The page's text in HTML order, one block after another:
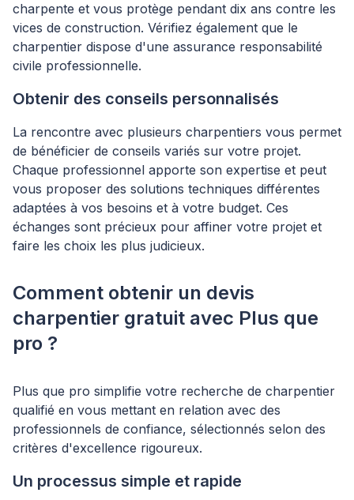
charpente et vous protège pendant dix ans contre les
vices de construction. Vérifiez également que le
charpentier dispose d'une assurance responsabilité
civile professionnelle.
Obtenir des conseils personnalisés
La rencontre avec plusieurs charpentiers vous permet
de bénéficier de conseils variés sur votre projet.
Chaque professionnel apporte son expertise et peut
vous proposer des solutions techniques différentes
adaptées à vos besoins et à votre budget. Ces
échanges sont précieux pour affiner votre projet et
faire les choix les plus judicieux.
Comment obtenir un devis
charpentier gratuit avec Plus que
pro ?
Plus que pro simplifie votre recherche de charpentier
qualifié en vous mettant en relation avec des
professionnels de confiance, sélectionnés selon des
critères d'excellence rigoureux.
Un processus simple et rapide